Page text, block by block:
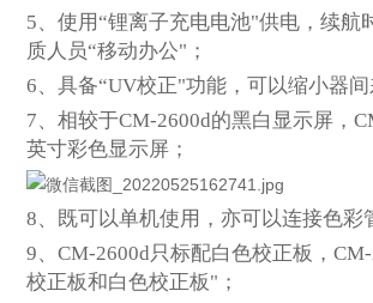
5、使用“锂离子充电电池"供电，续航
质人员“移动办公"；
6、具备“UV校正"功能，可以缩小器间
7、相较于CM-2600d的黑白显示屏，
英寸彩色显示屏；
8、既可以单机使用，亦可以连接色彩
9、CM-2600d只标配白色校正板，
校正板和白色校正板"；